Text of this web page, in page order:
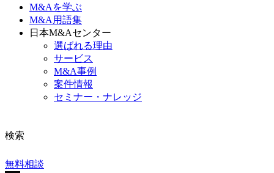
M&Aを学ぶ
M&A用語集
日本M&Aセンター
選ばれる理由
サービス
M&A事例
案件情報
セミナー・ナレッジ
検索
無料相談